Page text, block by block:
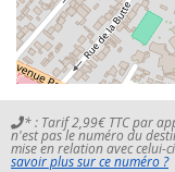
* : Tarif 2,99€ TTC par
n'est pas le numéro du
mise en relation avec celui-
savoir plus sur ce numéro ?